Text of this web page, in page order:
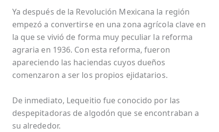
Ya después de la Revolución Mexicana la región
empezó a convertirse en una zona agrícola clave en
la que se vivió de forma muy peculiar la reforma
agraria en 1936. Con esta reforma, fueron
apareciendo las haciendas cuyos dueños
comenzaron a ser los propios ejidatarios.
De inmediato, Lequeitio fue conocido por las
despepitadoras de algodón que se encontraban a
su alrededor.